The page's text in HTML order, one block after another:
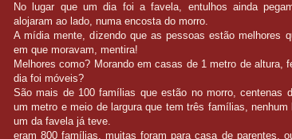
No lugar que um dia foi a favela, entulhos ainda
alojaram ao lado, numa encosta do morro.
A mídia mente, dizendo que as pessoas estão melhores
em que moravam, mentira!
Melhores como? Morando em casas de 1 metro de altura,
dia foi móveis?
São mais de 100 famílias que estão no morro, centenas
um metro e meio de largura que tem três famílias,
um da favela já teve.
eram 800 famílias, muitas foram para casa de parentes,